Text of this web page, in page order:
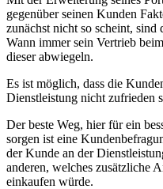
gegenüber seinen Kunden
zunächst nicht so scheint, sind
Wann immer sein Vertrieb
dieser abwiegeln.
Es ist möglich, dass die
Dienstleistung nicht zufrieden
Der beste Weg, hier für ein
sorgen ist eine
der Kunde an der
anderen, welches zusätzliche
einkaufen würde.